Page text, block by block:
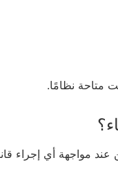
متاحة نظامًا.
أي إجراء